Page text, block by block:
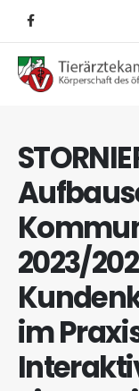
2023/
im